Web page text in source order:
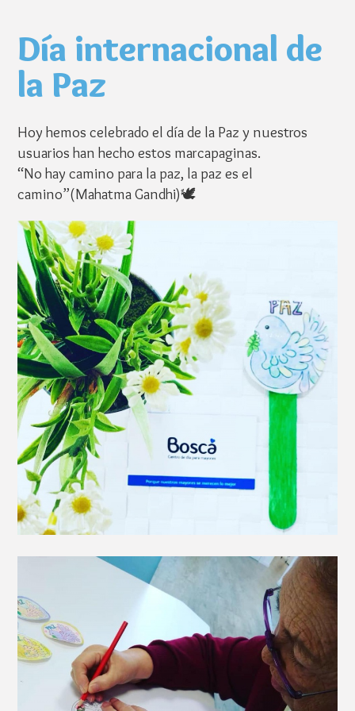
Día internacional de
la Paz
Hoy hemos celebrado el día de la Paz y nuestros
usuarios han hecho estos marcapaginas.
“No hay camino para la paz, la paz es el
camino”(Mahatma Gandhi)🕊